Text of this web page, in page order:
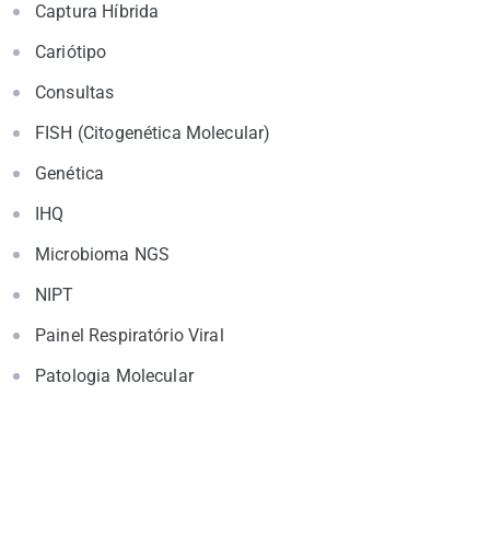
Captura Híbrida
Cariótipo
Consultas
FISH (Citogenética Molecular)
Genética
IHQ
Microbioma NGS
NIPT
Painel Respiratório Viral
Patologia Molecular